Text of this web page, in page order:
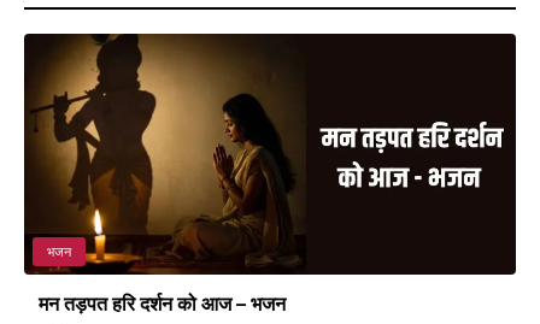
भजन
मन तड़पत हरि दर्शन को आज – भजन